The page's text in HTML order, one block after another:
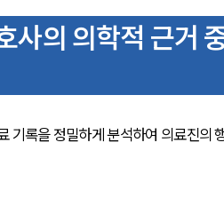
사의 의학적 근거
기록을 정밀하게 분석하여 의료진의